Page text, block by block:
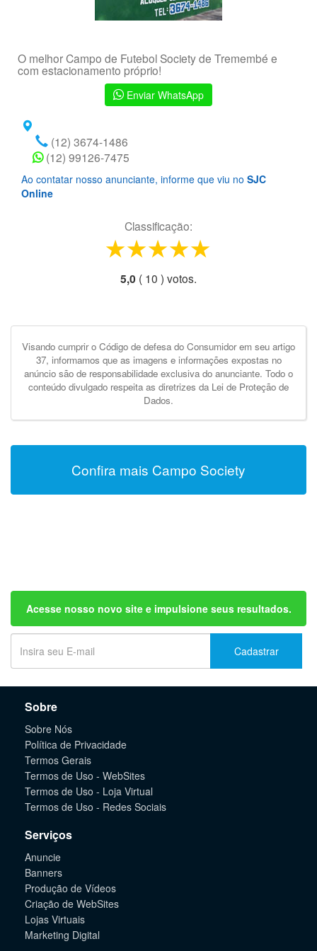
O melhor Campo de Futebol Society de Tremembé e
com estacionamento próprio!
Enviar WhatsApp
(12) 3674-1486
(12) 99126-7475
Ao contatar nosso anunciante, informe que viu no SJC
Online
Classificação:
4 stars
3 stars
2 stars
1 star
5,0 ( 10 ) votos.
Visando cumprir o Código de defesa do Consumidor em seu artigo
37, informamos que as imagens e informações expostas no
anúncio são de responsabilidade exclusiva do anunciante. Todo o
conteúdo divulgado respeita as diretrizes da Lei de Proteção de
Dados.
Confira mais Campo Society
Acesse nosso novo site e impulsione seus resultados.
Cadastrar
Sobre
Sobre Nós
Política de Privacidade
Termos Gerais
Termos de Uso - WebSites
Termos de Uso - Loja Virtual
Termos de Uso - Redes Sociais
Serviços
Anuncie
Banners
Produção de Vídeos
Criação de WebSites
Lojas Virtuais
Marketing Digital